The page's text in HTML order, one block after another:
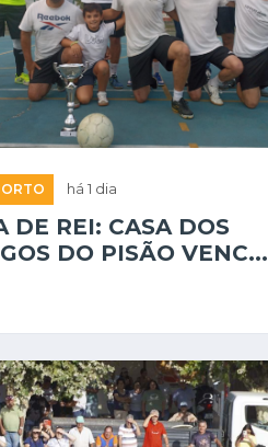
há 1 dia
DE REI: CASA DOS
DO PISÃO VENC...